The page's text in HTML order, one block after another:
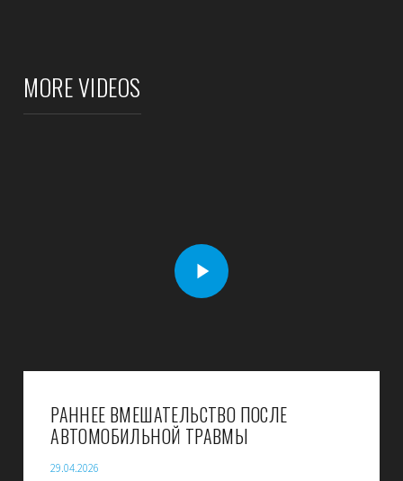
MORE VIDEOS
РАННЕЕ ВМЕШАТЕЛЬСТВО ПОСЛЕ
АВТОМОБИЛЬНОЙ ТРАВМЫ
29.04.2026